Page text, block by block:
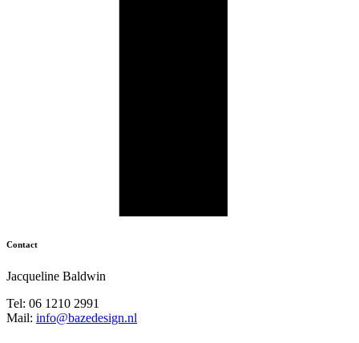
Contact
Jacqueline Baldwin
Tel: 06 1210 2991
Mail: info@bazedesign.nl